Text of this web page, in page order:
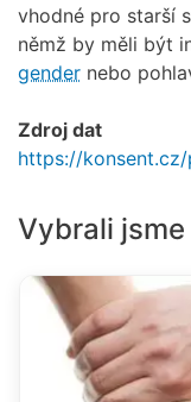
vhodné pro starší
němž by měli být
gender nebo
Zdroj dat
https://
Vybrali